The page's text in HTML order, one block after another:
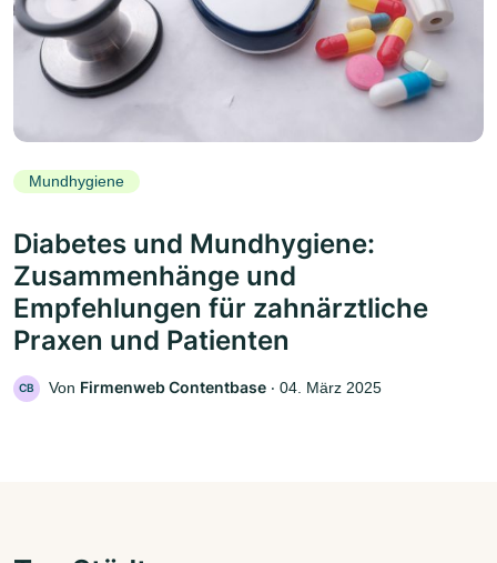
Mundhygiene
Diabetes und Mundhygiene:
Zusammenhänge und
Empfehlungen für zahnärztliche
Praxen und Patienten
CB Von Firmenweb Contentbase ‧ 04. März 2025